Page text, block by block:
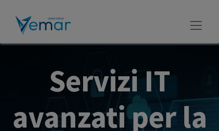
Servizi IT
avanzati per la